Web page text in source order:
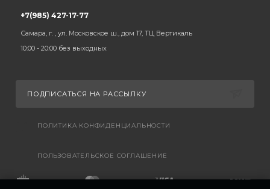
+7(985) 427-17-77
Самара, г. , ул. Московское ш., дом 17, ТЦ Вертикаль
10:00 - 20:00 без выходных
ПОДПИСАТЬСЯ НА РАССЫЛКУ
ПОЛИТИКА КОНФИДЕНЦИАЛЬНОСТИ
ПОЛЬЗОВАТЕЛЬСКОЕ СОГЛАШЕНИЕ